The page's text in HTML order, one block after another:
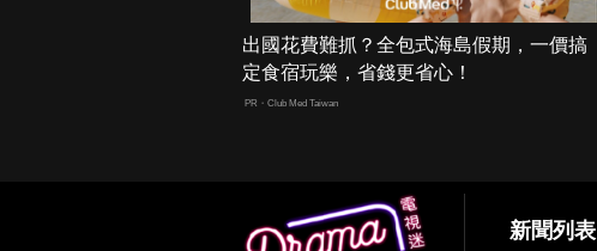
出國花費難抓？全包式海島假期，一價搞
定食宿玩樂，省錢更省心！
PR・Club Med Taiwan
新聞列表